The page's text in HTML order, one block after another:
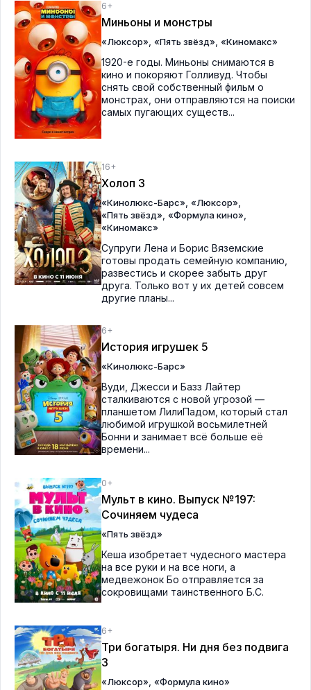
6+
Миньоны и монстры
«Люксор», «Пять звёзд», «Киномакс»
1920-е годы. Миньоны снимаются в
кино и покоряют Голливуд. Чтобы
снять свой собственный фильм о
монстрах, они отправляются на поиски
самых пугающих существ...
16+
Холоп 3
«Кинолюкс-Барс» «Люксор»
«Пять звёзд» «Формула кино»
«Киномакс»
Супруги Лена и Борис Вяземские
готовы продать семейную компанию,
развестись и скорее забыть друг
друга. Только вот у их детей совсем
другие планы...
6+
История игрушек 5
«Кинолюкс-Барс»
Вуди, Джесси и Базз Лайтер
сталкиваются с новой угрозой —
планшетом ЛилиПадом, который стал
любимой игрушкой восьмилетней
Бонни и занимает всё больше её
времени...
0+
Мульт в кино. Выпуск №197:
Сочиняем чудеса
«Пять звёзд»
Кеша изобретает чудесного мастера
на все руки и на все ноги, а
медвежонок Бо отправляется за
сокровищами таинственного Б.С.
6+
Три богатыря. Ни дня без подвига
3
«Люксор» «Формула кино»